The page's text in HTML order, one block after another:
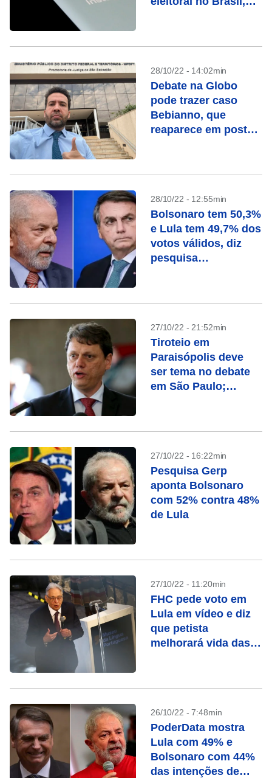
28/10/22 - 14:02min
Debate na Globo
pode trazer caso
Bebianno, que
reaparece em posts
28/10/22 - 12:55min
Bolsonaro tem 50,3%
e Lula tem 49,7% dos
votos válidos, diz
pesquisa
27/10/22 - 21:52min
Tiroteio em
Paraisópolis deve
ser tema no debate
em São Paulo;
27/10/22 - 16:22min
Pesquisa Gerp
aponta Bolsonaro
com 52% contra 48%
de Lula
27/10/22 - 11:20min
FHC pede voto em
Lula em vídeo e diz
que petista
melhorará vida das
26/10/22 - 7:48min
PoderData mostra
Lula com 49% e
Bolsonaro com 44%
das intenções de